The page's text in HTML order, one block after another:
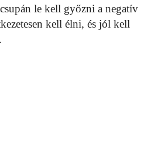
le kell győzni a negatív
kell élni, és jól kell